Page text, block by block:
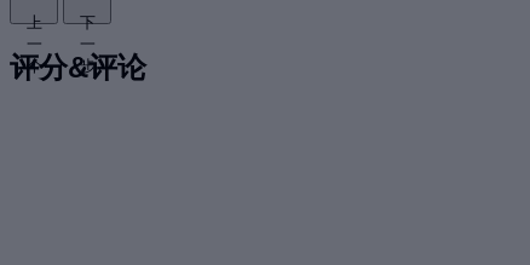
上
一
个
下
一
步
评分&评论